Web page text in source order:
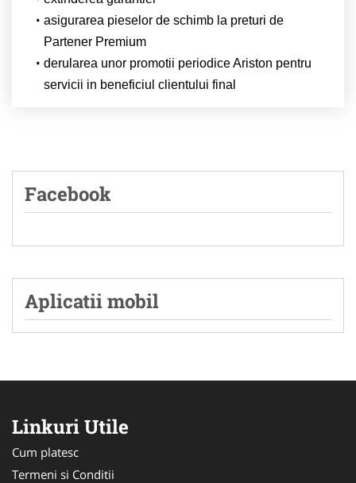
asigurarea pieselor de schimb la preturi de
Partener Premium
derularea unor promotii periodice Ariston pentru
servicii in beneficiul clientului final
Facebook
Aplicatii mobil
Linkuri Utile
Cum platesc
Termeni si Conditii